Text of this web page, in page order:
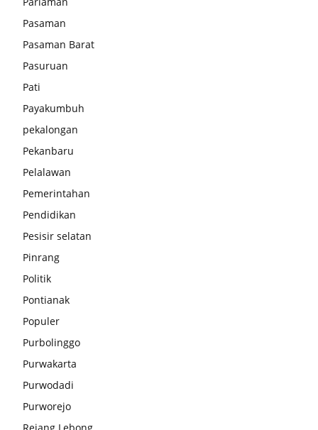
Pasaman
Pasaman Barat
Pasuruan
Pati
Payakumbuh
pekalongan
Pekanbaru
Pelalawan
Pemerintahan
Pendidikan
Pesisir selatan
Pinrang
Politik
Pontianak
Populer
Purbolinggo
Purwakarta
Purwodadi
Purworejo